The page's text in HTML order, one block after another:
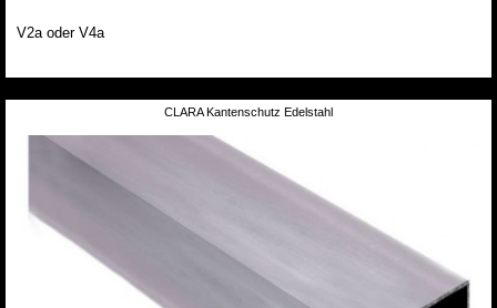
V2a oder V4a
CLARA Kantenschutz Edelstahl